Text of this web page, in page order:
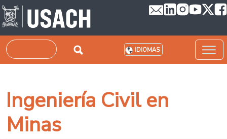
Pasar al contenido principal
Buscar IDIOMAS
Ingeniería Civil en
Minas